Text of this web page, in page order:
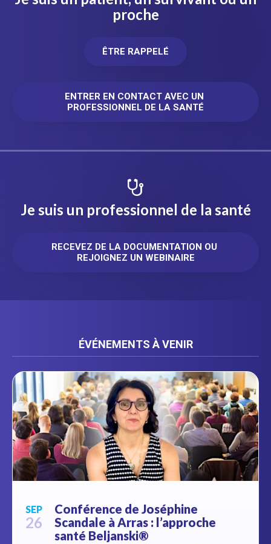
proche
ÊTRE RAPPELÉ
ENTRER EN CONTACT AVEC UN
PROFESSIONNEL DE LA SANTÉ
Je suis un professionnel de la santé
RECEVEZ DE LA DOCUMENTATION OU
REJOIGNEZ UN WEBINAIRE
ÉVÉNEMENTS À VENIR
SEP
26
Conférence de Joséphine
Scandale à Arras : l’approche
santé Beljanski®